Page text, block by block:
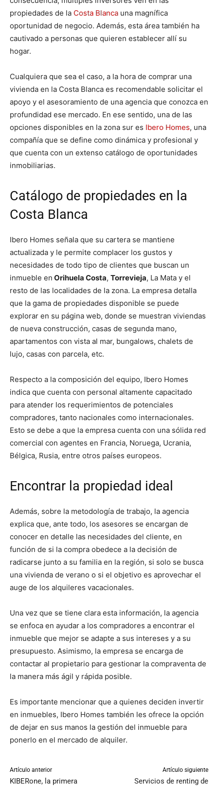
propiedades de la Costa Blanca una magnífica
oportunidad de negocio. Además, esta área también ha
cautivado a personas que quieren establecer allí su
hogar.
Cualquiera que sea el caso, a la hora de comprar una
vivienda en la Costa Blanca es recomendable solicitar el
apoyo y el asesoramiento de una agencia que conozca en
profundidad ese mercado. En ese sentido, una de las
opciones disponibles en la zona sur es Ibero Homes, una
compañía que se define como dinámica y profesional y
que cuenta con un extenso catálogo de oportunidades
inmobiliarias.
Catálogo de propiedades en la
Costa Blanca
Ibero Homes señala que su cartera se mantiene
actualizada y le permite complacer los gustos y
necesidades de todo tipo de clientes que buscan un
inmueble en Orihuela Costa, Torrevieja, La Mata y el
resto de las localidades de la zona. La empresa detalla
que la gama de propiedades disponible se puede
explorar en su página web, donde se muestran viviendas
de nueva construcción, casas de segunda mano,
apartamentos con vista al mar, bungalows, chalets de
lujo, casas con parcela, etc.
Respecto a la composición del equipo, Ibero Homes
indica que cuenta con personal altamente capacitado
para atender los requerimientos de potenciales
compradores, tanto nacionales como internacionales.
Esto se debe a que la empresa cuenta con una sólida red
comercial con agentes en Francia, Noruega, Ucrania,
Bélgica, Rusia, entre otros países europeos.
Encontrar la propiedad ideal
Además, sobre la metodología de trabajo, la agencia
explica que, ante todo, los asesores se encargan de
conocer en detalle las necesidades del cliente, en
función de si la compra obedece a la decisión de
radicarse junto a su familia en la región, si solo se busca
una vivienda de verano o si el objetivo es aprovechar el
auge de los alquileres vacacionales.
Una vez que se tiene clara esta información, la agencia
se enfoca en ayudar a los compradores a encontrar el
inmueble que mejor se adapte a sus intereses y a su
presupuesto. Asimismo, la empresa se encarga de
contactar al propietario para gestionar la compraventa de
la manera más ágil y rápida posible.
Es importante mencionar que a quienes deciden invertir
en inmuebles, Ibero Homes también les ofrece la opción
de dejar en sus manos la gestión del inmueble para
ponerlo en el mercado de alquiler.
Artículo anterior
KIBERone, la primera
Artículo siguiente
Servicios de renting de